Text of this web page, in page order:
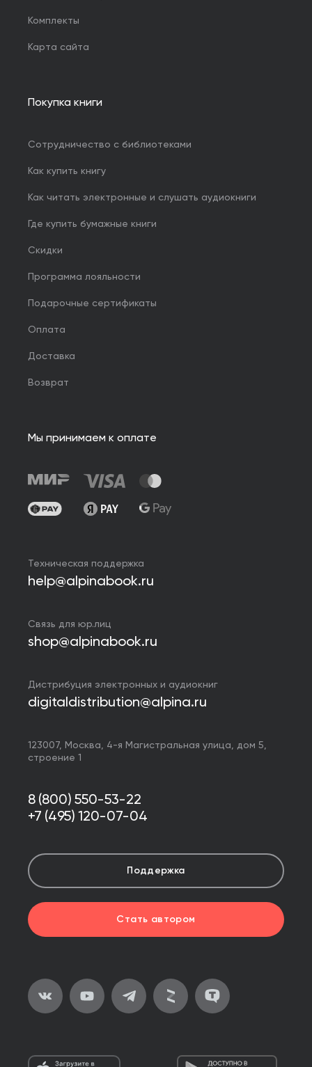
Комплекты
Карта сайта
Покупка книги
Сотрудничество с библиотеками
Как купить книгу
Как читать электронные и слушать аудиокниги
Где купить бумажные книги
Скидки
Программа лояльности
Подарочные сертификаты
Оплата
Доставка
Возврат
Мы принимаем к оплате
Техническая поддержка
help@alpinabook.ru
Связь для юр.лиц
shop@alpinabook.ru
Дистрибуция электронных и аудиокниг
digitaldistribution@alpina.ru
123007, Москва, 4-я Магистральная улица, дом 5,
строение 1
8 (800) 550-53-22
+7 (495) 120-07-04
Поддержка
Стать автором